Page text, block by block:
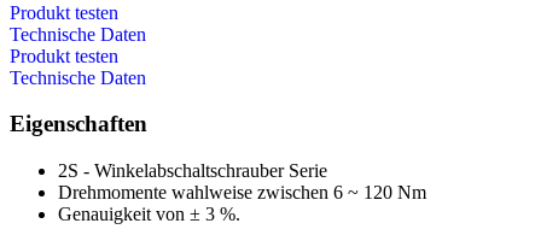
Produkt testen
Technische Daten
Produkt testen
Technische Daten
Eigenschaften
2S - Winkelabschaltschrauber Serie
Drehmomente wahlweise zwischen 6 ~ 120 Nm
Genauigkeit von ± 3 %.